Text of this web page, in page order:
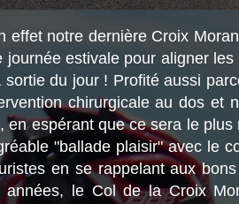
effet notre dernière Croix
journée estivale pour aligner
du jour ! Profité aussi
chirurgicale au dos et
en espérant que ce sera le
"ballade plaisir" avec le
en se rappelant aux
le Col de la Croix